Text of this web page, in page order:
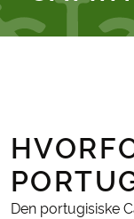
Den portugisiske